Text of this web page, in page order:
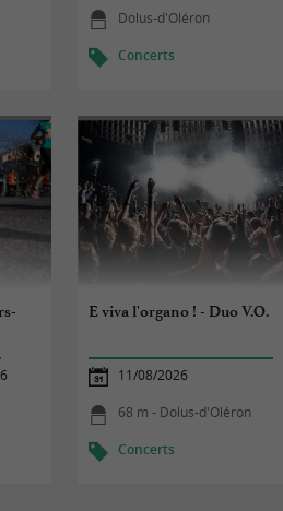
Dolus-d'Oléron
Concerts
E viva l'organo ! - Duo V.O.
11/08/2026
68 m - Dolus-d'Oléron
Concerts